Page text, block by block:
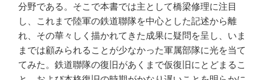
分野である。そこで本書では主として橋梁修理に注目
し、これまで陸軍の鉄道聯隊を中心とした記述から離
れ、その華々しく描かれてきた成果に疑問を呈し、いま
までは顧みられることが少なかった軍属部隊に光を当て
てみた。鉄道聯隊の復旧があくまで仮復旧にとどまるこ